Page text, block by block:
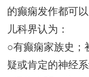
的癫痫发作都可
儿科界认为：
○有癫痫家族史；
疑或肯定的神经